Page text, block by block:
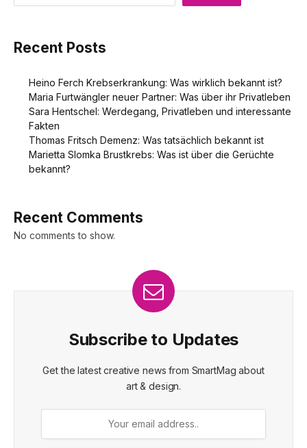
Recent Posts
Heino Ferch Krebserkrankung: Was wirklich bekannt ist?
Maria Furtwängler neuer Partner: Was über ihr Privatleben
Sara Hentschel: Werdegang, Privatleben und interessante
Fakten
Thomas Fritsch Demenz: Was tatsächlich bekannt ist
Marietta Slomka Brustkrebs: Was ist über die Gerüchte
bekannt?
Recent Comments
No comments to show.
Subscribe to Updates
Get the latest creative news from SmartMag about
art & design.